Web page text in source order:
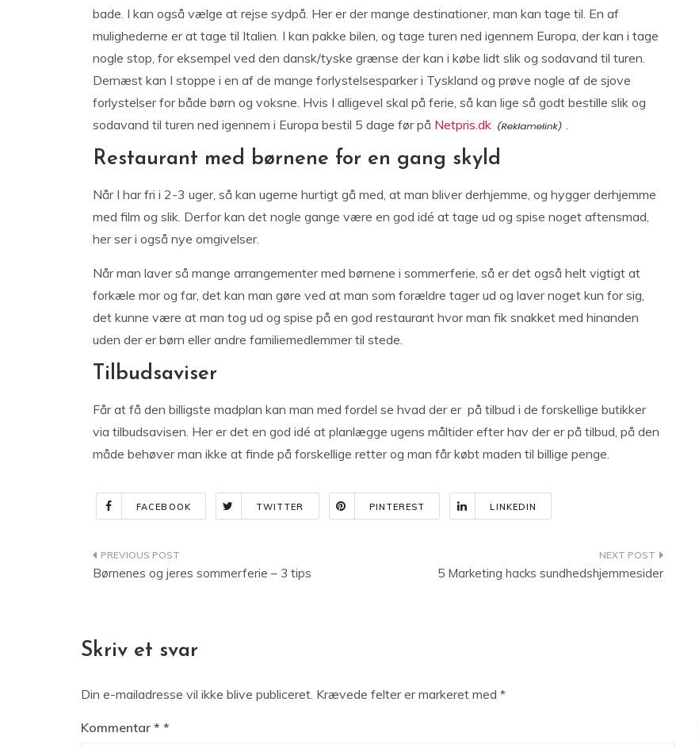
bade. I kan også vælge at rejse sydpå. Her er der mange destinationer, man kan tage til. En af
mulighederne er at tage til Italien. I kan pakke bilen, og tage turen ned igennem Europa, der kan i tage
nogle stop, for eksempel ved den dansk/tyske grænse der kan i købe lidt slik og sodavand til turen.
Dernæst kan I stoppe i en af de mange forlystelsesparker i Tyskland og prøve nogle af de sjove
forlystelser for både børn og voksne. Hvis I alligevel skal på ferie, så kan lige så godt bestille slik og
sodavand til turen ned igennem i Europa bestil 5 dage før på Netpris.dk .
Restaurant med børnene for en gang skyld
Når I har fri i 2-3 uger, så kan ugerne hurtigt gå med, at man bliver derhjemme, og hygger derhjemme
med film og slik. Derfor kan det nogle gange være en god idé at tage ud og spise noget aftensmad,
her ser i også nye omgivelser.
Når man laver så mange arrangementer med børnene i sommerferie, så er det også helt vigtigt at
forkæle mor og far, det kan man gøre ved at man som forældre tager ud og laver noget kun for sig,
det kunne være at man tog ud og spise på en god restaurant hvor man fik snakket med hinanden
uden der er børn eller andre familiemedlemmer til stede.
Tilbudsaviser
Får at få den billigste madplan kan man med fordel se hvad der er på tilbud i de forskellige butikker
via tilbudsavisen. Her er det en god idé at planlægge ugens måltider efter hav der er på tilbud, på den
måde behøver man ikke at finde på forskellige retter og man får købt maden til billige penge.
FACEBOOK TWITTER PINTEREST LINKEDIN
Indlægsnavigation
Børnenes og jeres sommerferie – 3 tips 5 Marketing hacks sundhedshjemmesider
Skriv et svar
Din e-mailadresse vil ikke blive publiceret. Krævede felter er markeret med *
Kommentar *